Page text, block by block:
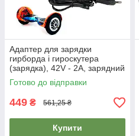
Адаптер для зарядки
гирборда і гироскутера
(зарядка), 42V - 2A, зарядний
пристрій на гироскутер
Готово до відправки
449 ₴ 561,25 ₴
Купити